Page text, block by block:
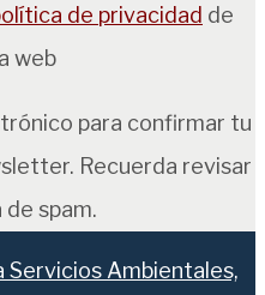
de privacidad de
web
para confirmar tu
Recuerda revisar
de spam.
Servicios Ambientales,